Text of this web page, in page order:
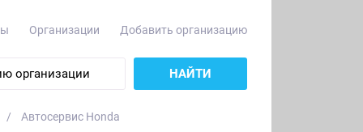
Организации Добавить организацию
НАЙТИ
Автосервис Honda